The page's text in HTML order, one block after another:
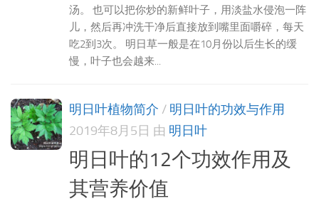
汤。 也可以把你炒的新鲜叶子，用淡盐水侵泡一阵
儿，然后再冲洗干净后直接放到嘴里面嚼碎，每天
吃2到3次。 明日草一般是在10月份以后生长的缓
慢，叶子也会越来...
明日叶植物简介 / 明日叶的功效与作用
2019年8月5日 由 明日叶
明日叶的12个功效作用及
其营养价值